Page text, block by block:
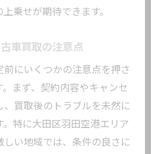
乗せが期待できます。
車買取の注意点
にいくつかの注意点を押さ
まず、契約内容やキャンセ
買取後のトラブルを未然に
特に大田区羽田空港エリア
しい地域では、条件の良さに